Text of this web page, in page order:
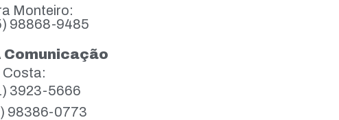
Monteiro:
98868-9485
Comunicação
Costa:
3923-5666
98386-0773